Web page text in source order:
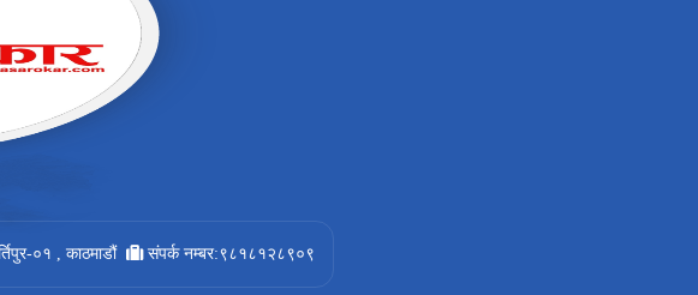
०१ , काठमाडौं संपर्क नम्बर:९८१८१२८९०९